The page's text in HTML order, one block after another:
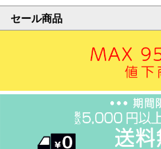
セール商品